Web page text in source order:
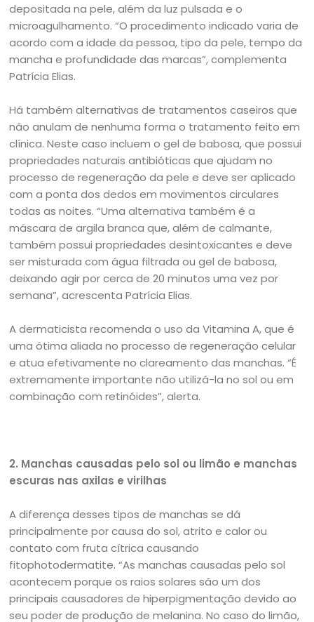
depositada na pele, além da luz pulsada e o
microagulhamento. “O procedimento indicado varia de
acordo com a idade da pessoa, tipo da pele, tempo da
mancha e profundidade das marcas”, complementa
Patrícia Elias.
Há também alternativas de tratamentos caseiros que
não anulam de nenhuma forma o tratamento feito em
clínica. Neste caso incluem o gel de babosa, que possui
propriedades naturais antibióticas que ajudam no
processo de regeneração da pele e deve ser aplicado
com a ponta dos dedos em movimentos circulares
todas as noites. “Uma alternativa também é a
máscara de argila branca que, além de calmante,
também possui propriedades desintoxicantes e deve
ser misturada com água filtrada ou gel de babosa,
deixando agir por cerca de 20 minutos uma vez por
semana”, acrescenta Patrícia Elias.
A dermaticista recomenda o uso da Vitamina A, que é
uma ótima aliada no processo de regeneração celular
e atua efetivamente no clareamento das manchas. “É
extremamente importante não utilizá-la no sol ou em
combinação com retinóides”, alerta.
2. Manchas causadas pelo sol ou limão e manchas
escuras nas axilas e virilhas
A diferença desses tipos de manchas se dá
principalmente por causa do sol, atrito e calor ou
contato com fruta cítrica causando
fitophotodermatite. “As manchas causadas pelo sol
acontecem porque os raios solares são um dos
principais causadores de hiperpigmentação devido ao
seu poder de produção de melanina. No caso do limão,